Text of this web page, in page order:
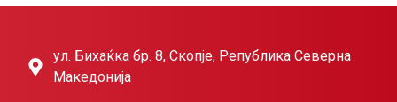
ул. Бихаќка бр. 8, Скопје, Република Северна
Македонија